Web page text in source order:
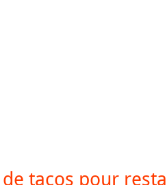
tacos pour